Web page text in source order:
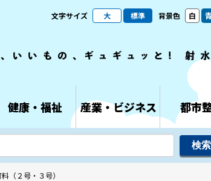
文字サイズ 大 標準 背景色 白 青
健康・福祉 産業・ビジネス 都市
（２号・３号）